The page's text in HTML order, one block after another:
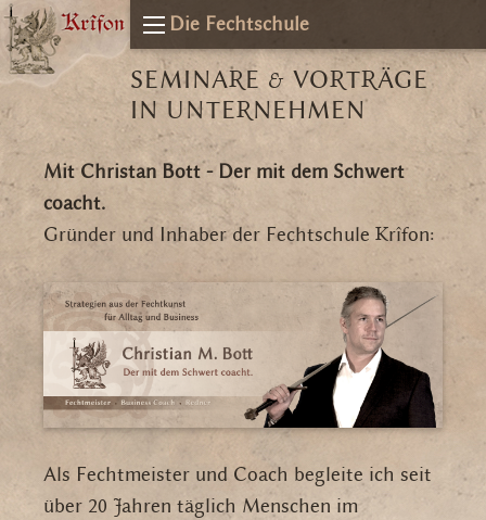
Die Fechtschule
SEMINARE & VORTRÄGE
IN UNTERNEHMEN
Mit Christan Bott - Der mit dem Schwert
coacht.
Gründer und Inhaber der Fechtschule Krîfon:
Als Fechtmeister und Coach begleite ich seit
über 20 Jahren täglich Menschen im